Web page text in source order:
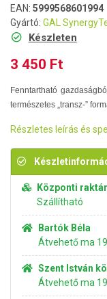
EAN: 5999568601994
Gyártó: GAL
Készleten
3 450 Ft
Fenntartható
természetes „transz-”
Részletes leírás és
Központi raktár
Szállítható
Bartók Béla
Átvehető ma
Szent István
Átvehető ma